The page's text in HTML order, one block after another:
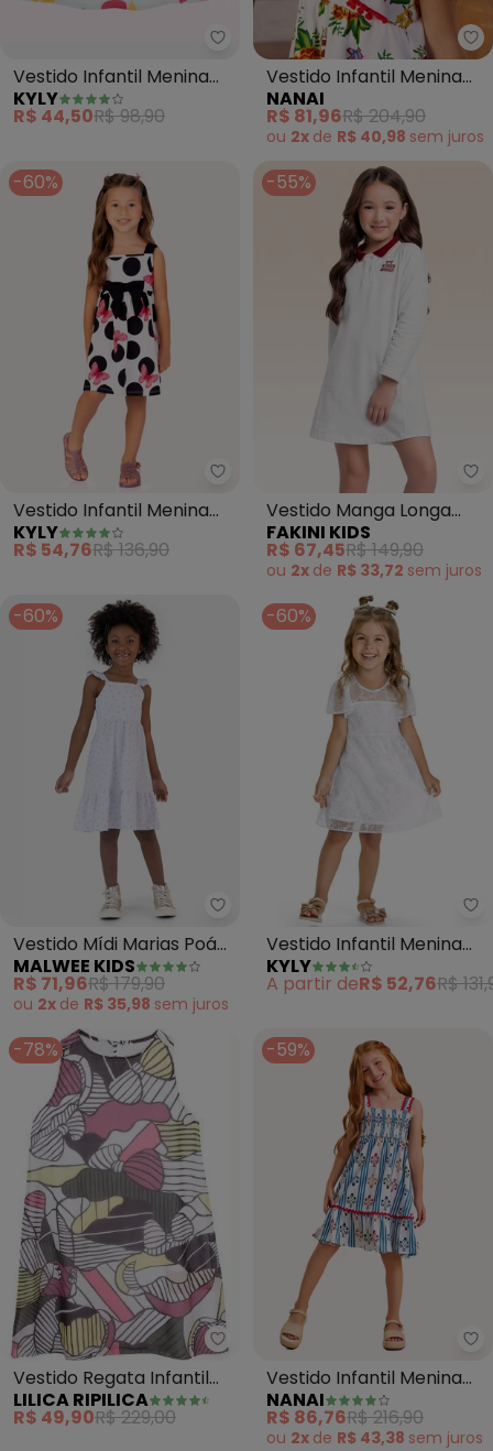
Kyly - Vestido Infantil Menina
Vestido Infantil Menina
em Algodão (Branco)
KYLY
R$ 44,50R$ 98,90
Vestido Infantil Menina
Flores (Branco)
NANAI
R$ 81,96R$ 204,90
ou 2x de R$ 40,98 sem juros
-60%
Kyly - Vestido Infantil Menina
Vestido Infantil Menina
Póa (Off White)
KYLY
R$ 54,76R$ 136,90
-55%
Vestido Manga Longa
Branco
FAKINI KIDS
R$ 67,45R$ 149,90
ou 2x de R$ 33,72 sem juros
-60%
Malwee Kids - Vestido Mídi
Vestido Mídi Marias Poá
(Branco)
MALWEE KIDS
R$ 71,96R$ 179,90
ou 2x de R$ 35,98 sem juros
-60%
Vestido Infantil Menina
Flores (Branco)
KYLY
A partir deR$ 52,76R$
-78%
Lilica Ripilica - Vestido Regata
Vestido Regata Infantil
Menina(Branco)
LILICA RIPILICA
R$ 49,90R$ 229,00
-59%
Vestido Infantil Menina
com Lastex (Branco)
NANAI
R$ 86,76R$ 216,90
ou 2x de R$ 43,38 sem juros